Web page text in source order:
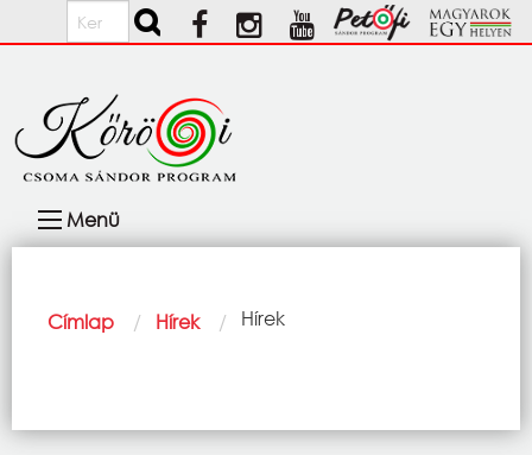
Ugrás a tartalomra
Keresés
navigáció
Menü
Morzsa
Címlap Hírek Current:
Hírek